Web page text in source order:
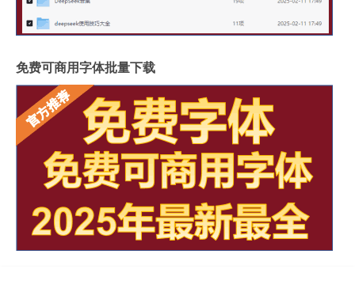
免费可商用字体批量下载